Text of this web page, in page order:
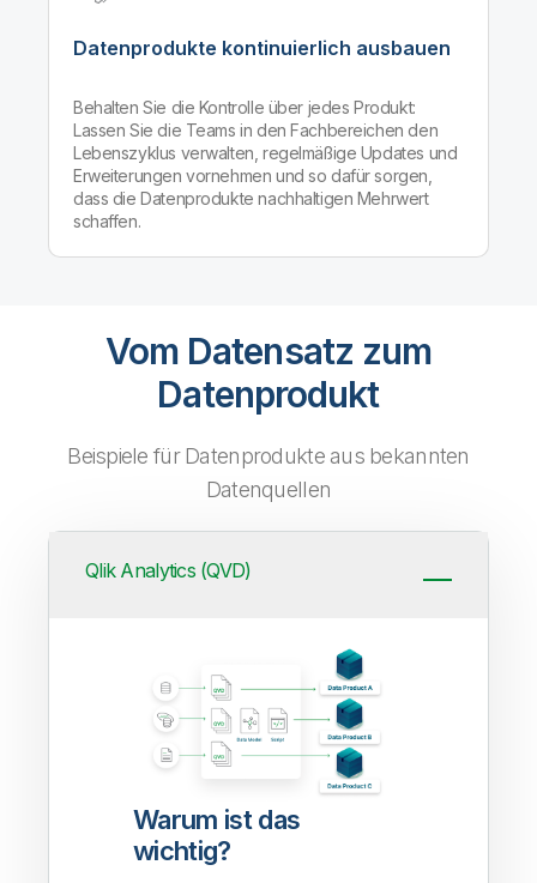
Datenprodukte kontinuierlich ausbauen
Behalten Sie die Kontrolle über jedes Produkt:
Lassen Sie die Teams in den Fachbereichen den
Lebenszyklus verwalten, regelmäßige Updates und
Erweiterungen vornehmen und so dafür sorgen,
dass die Datenprodukte nachhaltigen Mehrwert
schaffen.
Vom Datensatz zum
Datenprodukt
Beispiele für Datenprodukte aus bekannten
Datenquellen
Qlik Analytics (QVD)
Warum ist das
wichtig?